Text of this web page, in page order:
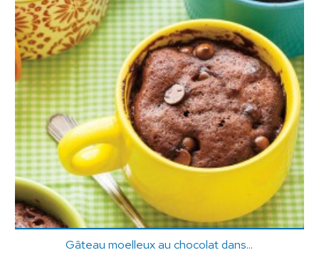
Gâteau moelleux au chocolat dans...